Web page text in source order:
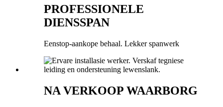
PROFESSIONELE
DIENSSPAN
Eenstop-aankope behaal. Lekker spanwerk
NA VERKOOP WAARBORG